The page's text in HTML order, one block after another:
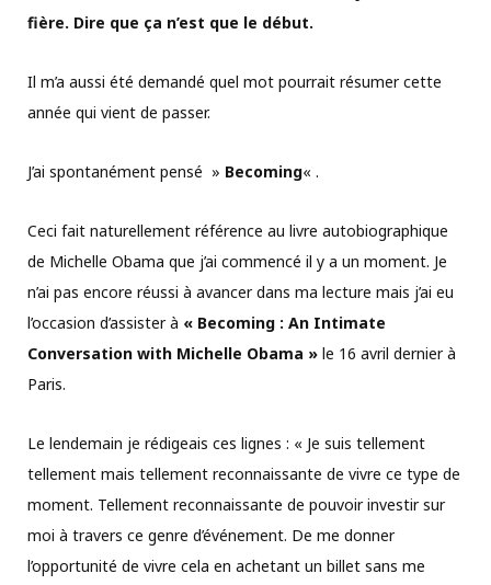
fière. Dire que ça n’est que le début.
Il m’a aussi été demandé quel mot pourrait résumer cette
année qui vient de passer.
J’ai spontanément pensé » Becoming« .
Ceci fait naturellement référence au livre autobiographique
de Michelle Obama que j’ai commencé il y a un moment. Je
n’ai pas encore réussi à avancer dans ma lecture mais j’ai eu
l’occasion d’assister à « Becoming : An Intimate
Conversation with Michelle Obama » le 16 avril dernier à
Paris.
Le lendemain je rédigeais ces lignes : « Je suis tellement
tellement mais tellement reconnaissante de vivre ce type de
moment. Tellement reconnaissante de pouvoir investir sur
moi à travers ce genre d’événement. De me donner
l’opportunité de vivre cela en achetant un billet sans me